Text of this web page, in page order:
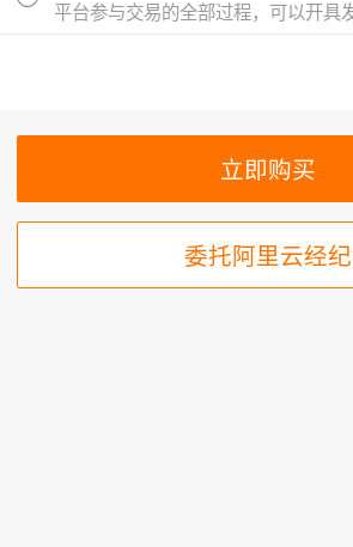
平台参与交易的全部过程，可以开具
委托阿里云经纪